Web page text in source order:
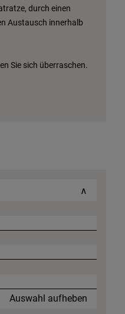
durch einen
Austausch innerhalb
Sie sich überraschen.
∧
Auswahl aufheben